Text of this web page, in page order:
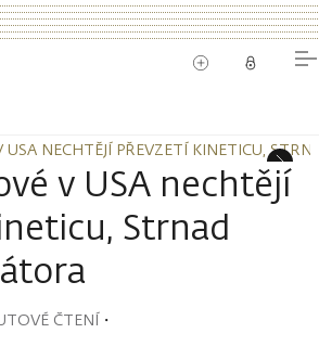
USA NECHTĚJÍ PŘEVZETÍ KINETICU,
USA NECHTĚJÍ PŘEVZETÍ KINETICU,
v USA nechtějí
Strnad
ČTENÍ・